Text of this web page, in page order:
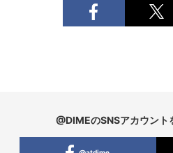
@DIMEのSNSアカウント